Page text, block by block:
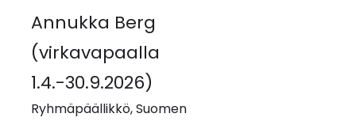
Annukka Berg
(virkavapaalla
1.4.-30.9.2026)
Ryhmäpäällikkö, Suomen